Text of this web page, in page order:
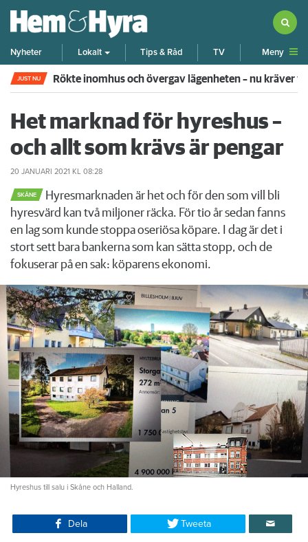
Nyheter Lokalt Tips & Råd TV Meny
JUST NU Rökte inomhus och övergav lägenheten – nu kräver
Het marknad för hyreshus –
och allt som krävs är pengar
20 JANUARI 2021 KL 08:28
SKÅNE
Hyresmarknaden är het och för den som vill bli
hyresvärd kan två miljoner räcka. För tio år sedan fanns
en lag som kunde stoppa oseriösa köpare. I dag är det i
stort sett bara bankerna som kan sätta stopp, och de
fokuserar på en sak: köparens ekonomi.
Hyreshus till salu i Skåne och Halland.
Dela Tweeta